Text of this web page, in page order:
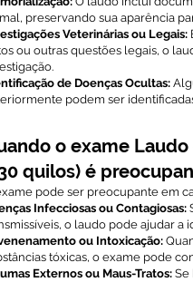
preservando sua aparência
Veterinárias ou Legais:
ou outras questões legais, o
de Doenças Ocultas:
podem ser
o exame Laudo
quilos) é
pode ser preocupante em
Infecciosas ou Contagiosas:
o laudo pode ajudar a
ou Intoxicação:
tóxicas, o exame pode
Externos ou Maus-Tratos: Se